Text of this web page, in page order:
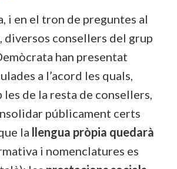
i en el tron de preguntes al
diversos consellers del grup
han presentat
a l’acord les quals,
les de la resta de consellers,
públicament certs
la llengua pròpia quedarà
i nomenclatures es